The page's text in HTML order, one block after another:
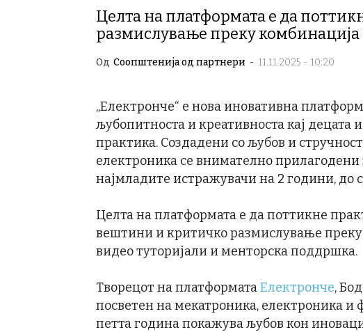
Целта на платформата е да
размислување преку
Од Соопштенија од партнери - 11.11.2025 - 10:20
„Електронче“ е нова иновативна
љубопитноста и креативноста кај децата
практика. Создадени со љубов и
електроника се внимателно
најмладите истражувачи на 2 години, до
Целта на платформата е да поттикне
вештини и критичко размислување
видео туторијали и менторска поддршка.
Творецот на платформатаЕлектронче,
посветен на мекатроника, електроника и
петта година покажува љубов кон